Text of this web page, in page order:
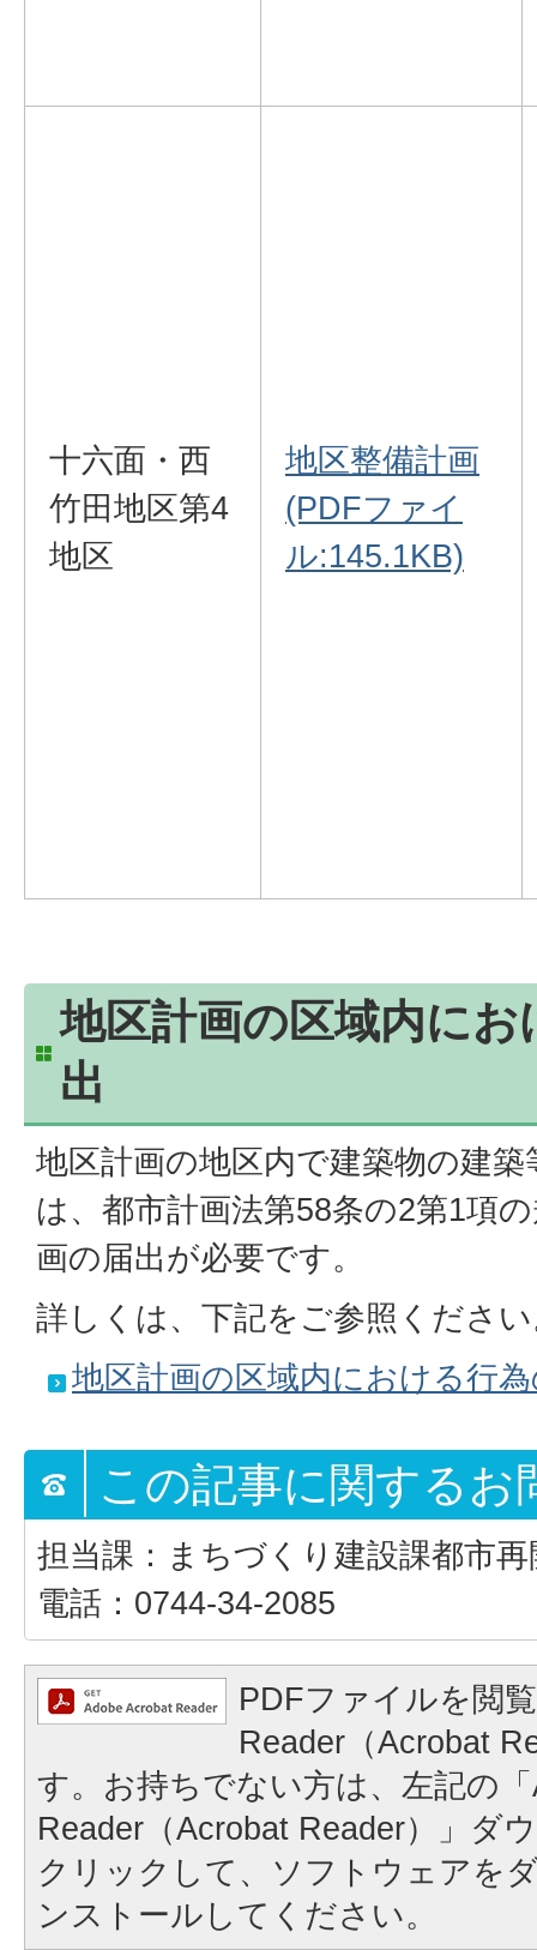
十六面・西
竹田地区第4
地区
地区整備計画
(PDFファイ
ル:145.1KB)
地区計画の区域内にお
出
地区計画の地区内で建築物の建
は、都市計画法第58条の2第1項
画の届出が必要です。
詳しくは、下記をご参照くださ
地区計画の区域内における行
この記事に関するお
担当課：まちづくり建設課都市再
電話：0744-34-2085
PDFファイルを閲
Reader（Acrobat
す。お持ちでない方は、左記の
Reader（Acrobat Reader）」ダ
クリックして、ソフトウェアを
ンストールしてください。